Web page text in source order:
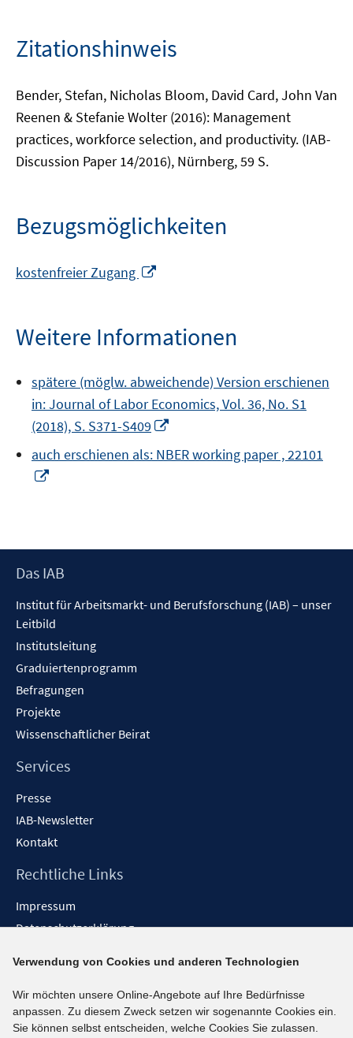
Zitationshinweis
Bender, Stefan, Nicholas Bloom, David Card, John Van
Reenen & Stefanie Wolter (2016): Management
practices, workforce selection, and productivity. (IAB-
Discussion Paper 14/2016), Nürnberg, 59 S.
Bezugsmöglichkeiten
kostenfreier Zugang
öffnen
Weitere Informationen
spätere (möglw. abweichende) Version erschienen
in: Journal of Labor Economics, Vol. 36, No. S1
(2018), S. S371-S409
Fenster
auch erschienen als: NBER working paper , 22101
Footer
Das IAB
Institut für Arbeitsmarkt- und Berufsforschung (IAB) – unser
Leitbild
Institutsleitung
Graduiertenprogramm
Befragungen
Projekte
Wissenschaftlicher Beirat
Services
Presse
IAB-Newsletter
Kontakt
Rechtliche Links
Impressum
Datenschutzerklärung
Barrieren melden
Social-Media-Kanäle
Verwendung von Cookies und anderen Technologien
Wir möchten unsere Online-Angebote auf Ihre Bedürfnisse
anpassen. Zu diesem Zweck setzen wir sogenannte Cookies ein.
Sie können selbst entscheiden, welche Cookies Sie zulassen.